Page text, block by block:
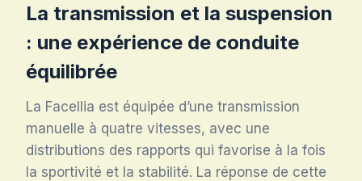
La transmission et la suspension
: une expérience de conduite
équilibrée
La Facellia est équipée d’une transmission
manuelle à quatre vitesses, avec une
distributions des rapports qui favorise à la fois
la sportivité et la stabilité. La réponse de cette